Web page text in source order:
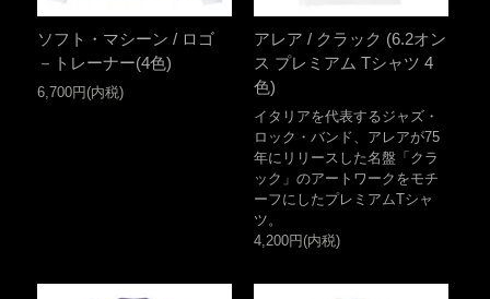
ソフト・マシーン / ロゴ
－トレーナー(4色)
6,700円(内税)
アレア / クラック (6.2オン
ス プレミアム Tシャツ 4
色)
イタリアを代表するジャズ・
ロック・バンド、アレアが75
年にリリースした名盤「クラ
ック」のアートワークをモチ
ーフにしたプレミアムTシャ
ツ。
4,200円(内税)